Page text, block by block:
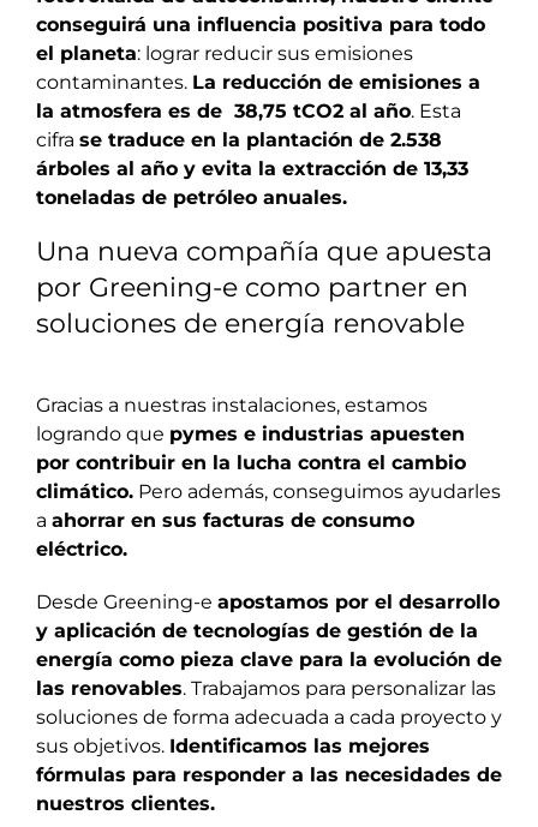
conseguirá una influencia positiva para todo
el planeta: lograr reducir sus emisiones
contaminantes. La reducción de emisiones a
la atmosfera es de 38,75 tCO2 al año. Esta
cifra se traduce en la plantación de 2.538
árboles al año y evita la extracción de 13,33
toneladas de petróleo anuales.
Una nueva compañía que apuesta
por Greening-e como partner en
soluciones de energía renovable
Gracias a nuestras instalaciones, estamos
logrando que pymes e industrias apuesten
por contribuir en la lucha contra el cambio
climático. Pero además, conseguimos ayudarles
a ahorrar en sus facturas de consumo
eléctrico.
Desde Greening-e apostamos por el desarrollo
y aplicación de tecnologías de gestión de la
energía como pieza clave para la evolución de
las renovables. Trabajamos para personalizar las
soluciones de forma adecuada a cada proyecto y
sus objetivos. Identificamos las mejores
fórmulas para responder a las necesidades de
nuestros clientes.